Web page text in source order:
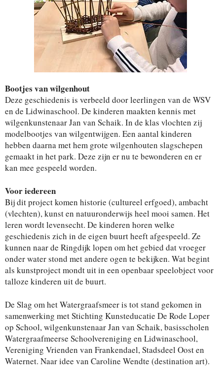
Bootjes van wilgenhout
Deze geschiedenis is verbeeld door leerlingen van de WSV
en de Lidwinaschool. De kinderen maakten kennis met
wilgenkunstenaar Jan van Schaik. In de klas vlochten zij
modelbootjes van wilgentwijgen. Een aantal kinderen
hebben daarna met hem grote wilgenhouten slagschepen
gemaakt in het park. Deze zijn er nu te bewonderen en er
kan mee gespeeld worden.
Voor iedereen
Bij dit project komen historie (cultureel erfgoed), ambacht
(vlechten), kunst en natuuronderwijs heel mooi samen. Het
leren wordt levensecht. De kinderen horen welke
geschiedenis zich in de eigen buurt heeft afgespeeld. Ze
kunnen naar de Ringdijk lopen om het gebied dat vroeger
onder water stond met andere ogen te bekijken. Wat begint
als kunstproject mondt uit in een openbaar speelobject voor
talloze kinderen uit de buurt.
De Slag om het Watergraafsmeer is tot stand gekomen in
samenwerking met Stichting Kunsteducatie De Rode Loper
op School, wilgenkunstenaar Jan van Schaik, basisscholen
Watergraafmeerse Schoolvereniging en Lidwinaschool,
Vereniging Vrienden van Frankendael, Stadsdeel Oost en
Waternet. Naar idee van Caroline Wendte (destination art).